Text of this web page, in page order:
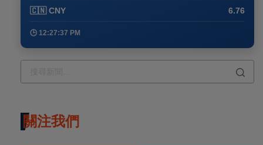
🇨🇳 CNY 6.76
🕒 12:27:37 PM
關注我們